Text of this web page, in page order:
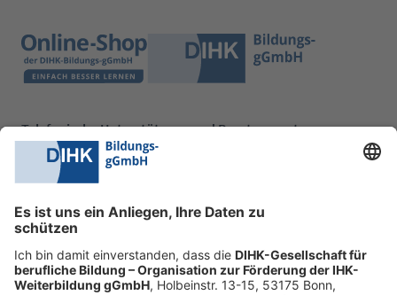
Telefonische Unterstützung und Beratung unter:
0228 6205 205
Fr.:
09:00-14:00 Uhr
shop@dihk-bildung.shop